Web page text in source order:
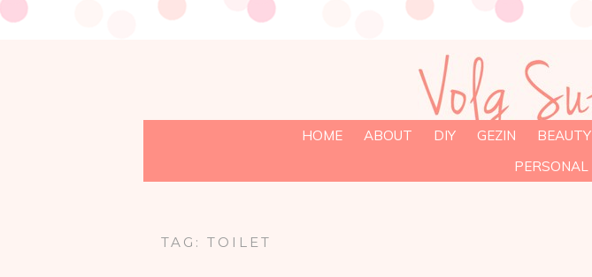
HOME ABOUT DIY GEZIN BEAUTY
PERSONAL
TAG:TOILET